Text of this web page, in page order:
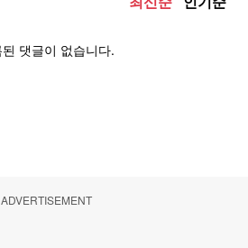
ADVERTISEMENT